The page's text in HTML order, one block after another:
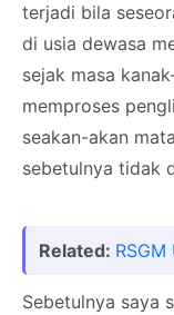
terjadi bila
di usia dewasa
sejak masa
memproses
seakan-akan
sebetulnya tidak
Related:
Sebetulnya saya